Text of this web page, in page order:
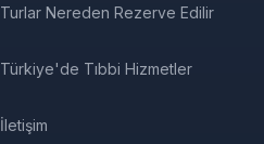
Turlar Nereden Rezerve Edilir
Türkiye'de Tıbbi Hizmetler
İletişim